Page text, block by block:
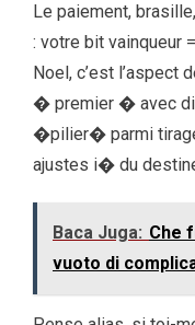
Le paiement,
: votre bit vainqueur
Noel, c’est l’aspect
� premier � avec
�pilier� parmi
ajustes i� du
Baca Juga: Che
vuoto di